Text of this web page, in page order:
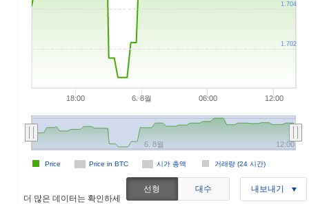
18:00 6. 8월 06:00 12:00
Price in BTC 시가 총액 거래량 (24 시간)
Price
6. 8월 12:00
1.702
1.704
더 많은 데이터는 확인하세
선형 대수 내보내기